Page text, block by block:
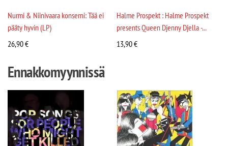
Nurmi & Niinivaara konserni: Tää ei
pääty hyvin (LP)
26,90€
Halme Prospekt : Halme Prospekt
presents Queen Djenny Djella -...
13,90€
Ennakkomyynnissä